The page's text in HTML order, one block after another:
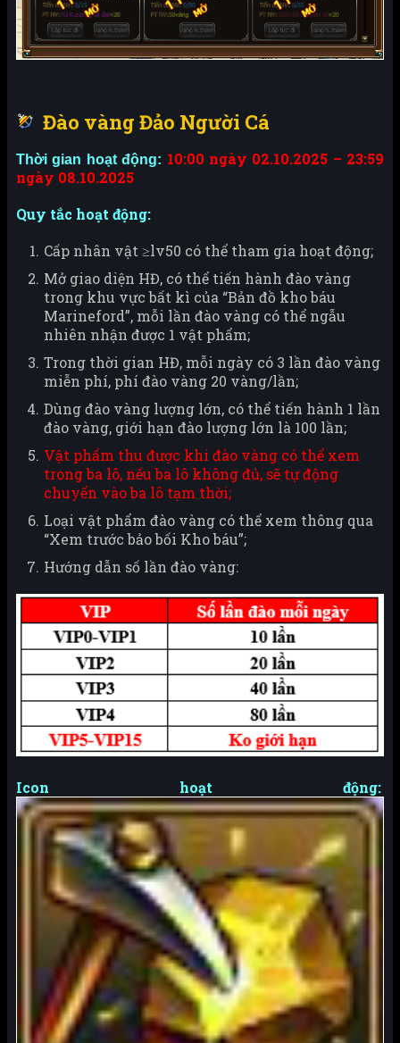
Đào vàng Đảo Người Cá
Thời gian hoạt động: 10:00 ngày 02.10.2025 – 23:59
ngày 08.10.2025
Quy tắc hoạt động:
Cấp nhân vật ≥lv50 có thể tham gia hoạt động;
Mở giao diện HĐ, có thể tiến hành đào vàng
trong khu vực bất kì của “Bản đồ kho báu
Marineford”, mỗi lần đào vàng có thể ngẫu
nhiên nhận được 1 vật phẩm;
Trong thời gian HĐ, mỗi ngày có 3 lần đào vàng
miễn phí, phí đào vàng 20 vàng/lần;
Dùng đào vàng lượng lớn, có thể tiến hành 1 lần
đào vàng, giới hạn đào lượng lớn là 100 lần;
Vật phẩm thu được khi đào vàng có thể xem
trong ba lô, nếu ba lô không đủ, sẽ tự động
chuyển vào ba lô tạm thời;
Loại vật phẩm đào vàng có thể xem thông qua
“Xem trước bảo bối Kho báu”;
Hướng dẫn số lần đào vàng:
Icon hoạt động: